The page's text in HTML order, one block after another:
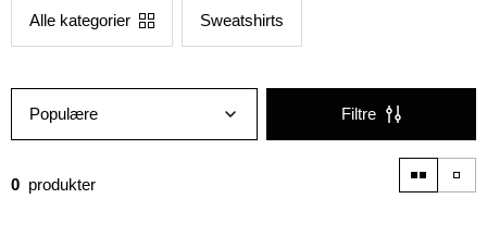
Alle kategorier Sweatshirts
Populære Filtre
0 produkter